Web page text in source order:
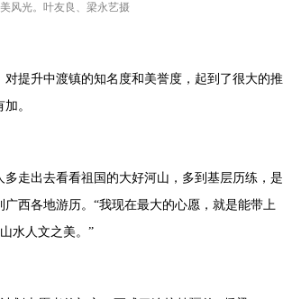
风光。叶友良、梁永艺摄
提升中渡镇的知名度和美誉度，起到了很大的推
。
走出去看看祖国的大好河山，多到基层历练，是
西各地游历。“我现在最大的心愿，就是能带上
水人文之美。”